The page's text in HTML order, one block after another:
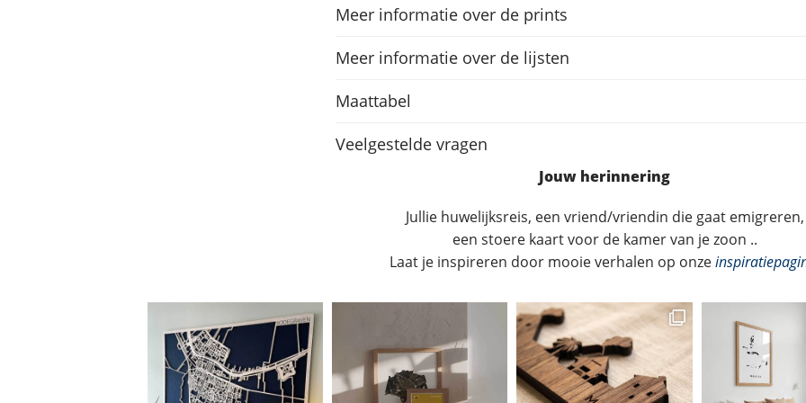
Meer informatie over de prints
Meer informatie over de lijsten
Maattabel
Veelgestelde vragen
Jouw herinnering
Jullie huwelijksreis, een vriend/vriendin die gaat emigreren,
een stoere kaart voor de kamer van je zoon ..
Laat je inspireren door mooie verhalen op onze